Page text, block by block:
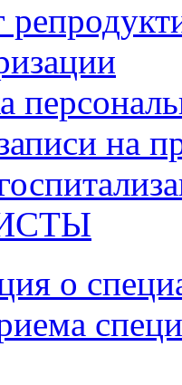
на
о